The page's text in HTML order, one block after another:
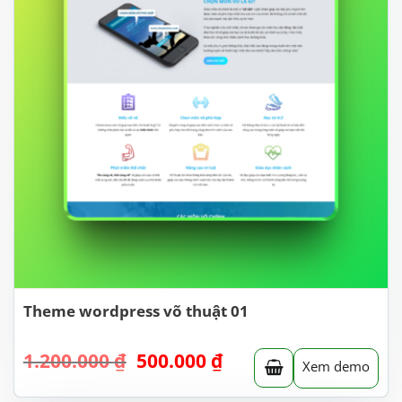
Theme wordpress võ thuật 01
1.200.000₫ Giá
là:
500.000 ₫Giá
hiện
tại
Xem demo